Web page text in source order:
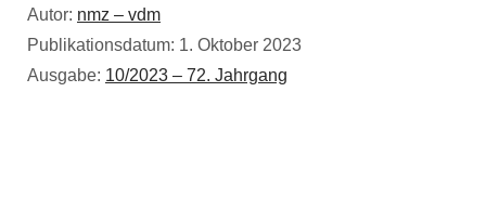
Autor: nmz – vdm
Publikationsdatum: 1. Oktober 2023
Ausgabe: 10/2023 – 72. Jahrgang